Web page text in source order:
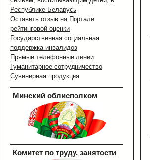
Республике Беларусь
Оставить отзыв на Портале
рейтинговой оценки
Государственная социальная
поддержка инвалидов
Прямые телефонные линии
Гуманитарное сотрудничество
Сувенирная продукция
Минский облисполком
Комитет по труду, занятости